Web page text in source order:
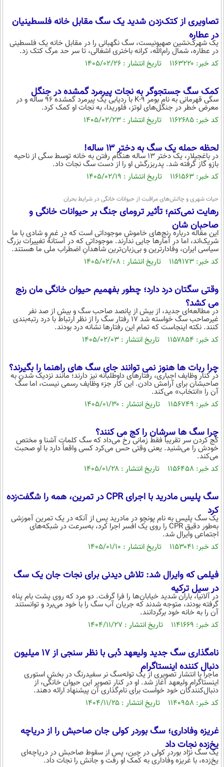
بین الملل
اجتماعی
حیات وحش
تصاویری از کتک‌زدن شدید یک سگ مقابل خانه فلسطینیان
در عطاره
یک شهرک‌نشین صهیونیست، سگ نگهبانی را در مقابل خانه یک فلسطینی
در عطاره، شمال رام‌الله، کرانه باختری اشغالی، تا سر حد مرگ کتک زد.
کد خبر: ۱۱۶۳۲۲۰ تاریخ انتشار : ۱۴۰۵/۰۲/۲۶
کمک سگ جستجوگر به نجات پیرمرد گمشده در جنگل
سگی قهرمانی به نام بومر K-۹ با ردیابی یک پیرمرد گمشده ۹۶ ساله و در
معرض خطر در جنگل‌های لوتز، فلوریدا، به نجات او کمک کرد.
کد خبر: ۱۱۶۲۶۸۵ تاریخ انتشار : ۱۴۰۵/۰۲/۲۳
لحظه حمله یک سگ به دختر ۱۳ ساله!
در باغجیلار، یک دختر ۱۳ ساله هنگام رفتن به خانه توسط سگی از ناحیه
بازو گاز گرفته شد. پدربزرگش او را از دست سگ نجات داد.
کد خبر: ۱۱۶۱۵۶۳ تاریخ انتشار : ۱۴۰۵/۰۲/۱۹
حیات شهری و چالش‌های مراقبت از حیوانات خانگی در شرایط بحران
رهایت نمی‌کنم؛ تأثیر ترومای جنگ بر حیوانات خانگی و
صاحبان شان
این مقاله درباره رنج‌های خاموشِ موجوداتی است که در غم و شادی با ما
شریک‌اند، اما در آمارها جایی ندارند. موجوداتی که در آستانۀ تغییرات بزرگ
سیاسی ایران، وفادارترین و بی‌زبان‌ترین شاهدانِ اضطراب ملی ما هستند.
کد خبر: ۱۱۵۹۱۷۳ تاریخ انتشار : ۱۴۰۵/۰۲/۰۸
وقتی سگتان درد دارد؛ چطور بفهمیم حیوان خانگی مان رنج
می کشد؟
در مطالعه‌ای جدید، از بیش از پانصد صاحب سگ و بیش از صد نفر
غیرصاحب سگ خواسته شد ۱۷ رفتار سگ را از نظر ارتباط با درد رتبه‌بندی
کنند. نکته اینجاست که تمام این رفتارها نشانه درد بودند.
کد خبر: ۱۱۵۷۸۵۴ تاریخ انتشار : ۱۴۰۵/۰۲/۰۳
چرا ربات ها هنوز نمی توانند جای سگ های راهنما را بگیرند؟
در کنار وظایف اجباری، رفتارهای داوطلبانه نیز دارند؛ مانند نزدیک شدن به
صاحبشان برای آرامش دادن. این کار جزء وظایف رسمی نیست، اما سگ
آن را «انتخاب» می‌کند.
کد خبر: ۱۱۵۶۷۴۹ تاریخ انتشار : ۱۴۰۵/۰۱/۳۰
چرا سگ ها سرشان را کج می کنند؟
کج کردن سر تقریباً فقط زمانی رخ می‌داد که سگ کلمات آشنا و مختص
خودش را می‌شنید. یعنی وقتی حس می‌کرد کسی واقعاً دارد با او صحبت
می‌کند.
کد خبر: ۱۱۵۶۴۵۸ تاریخ انتشار : ۱۴۰۵/۰۱/۲۸
سگ پلیس مادرید با اجرای CPR در تمرین، همه را شگفت‌زده
کرد
یک سگ پلیس به نام پونچو در مادرید پس از آنکه در یک تمرین آموزشی
به‌طور دقیق CPR را روی یک افسر اجرا کرد، به‌سرعت در شبکه‌های
اجتماعی وایرال شد.
کد خبر: ۱۱۵۳۰۴۱ تاریخ انتشار : ۱۴۰۵/۰۱/۱۰
فیلمی که وایرال شد: تلاش دیدنی برای نجات جان یک سگ
در سیل ترکیه
در آلانیا، باران شدید خیابان‌ها را فرا گرفت. دو مرد که روی پشت بام پناه
گرفته بودند، متوجه شدند که جریان آب سگ را با خود می‌برد و توانستند
آن را به خانه خود برگردانند.
کد خبر: ۱۱۴۱۶۶۹ تاریخ انتشار : ۱۴۰۴/۱۱/۲۷
نامگذاری سگ جدید ولیعهد دُبی با نظر سنجی از 17 میلیون
دنبال کننده اینستاگرام
ماجرا با انتشار تصویری از یک توله‌سگ نر سفیدرنگ در بخش استوری
اینستاگرام ولیعهد آغاز شد. او در کنار تصویر این حیوان خانگی، از
دنبال‌کنندگان خود خواست برای نام‌گذاری آن پیشنهاد ارائه دهند.
کد خبر: ۱۱۴۰۹۵۸ تاریخ انتشار : ۱۴۰۴/۱۱/۲۵
غریزه وفاداری؛ سگ بوردر کولی جان صاحبش را از دریاچه
یخ‌زده نجات داد
یک سگ نژاد بوردر کولی در چین، پس از سقوط صاحبش در دریاچه‌ای
یخ‌زده، با غریزه وفاداری به کمک او رفت و جانش را نجات داد.